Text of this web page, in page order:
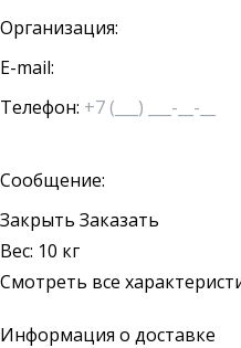
Организация:
E-mail:
Телефон:
Сообщение:
Закрыть Заказать
Вес: 10 кг
Смотреть все
Информация о доставке